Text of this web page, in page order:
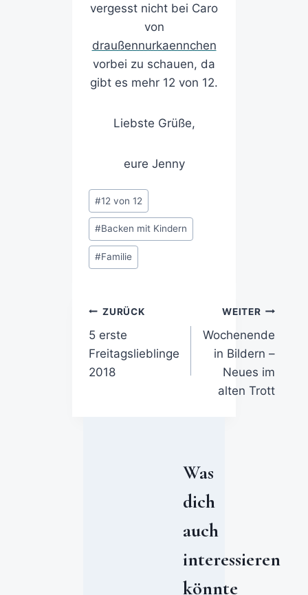
vergesst nicht bei Caro
von
draußennurkaennchen
vorbei zu schauen, da
gibt es mehr 12 von 12.
Liebste Grüße,
eure Jenny
#12 von 12
#Backen mit Kindern
#Familie
ZURÜCK
5 erste
Freitagslieblinge
2018
WEITER
Wochenende
in Bildern –
Neues im
alten Trott
Was
dich
auch
interessieren
könnte